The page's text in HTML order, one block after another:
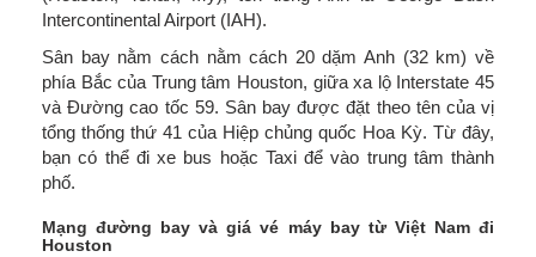
Intercontinental Airport (IAH).
Sân bay nằm cách nằm cách 20 dặm Anh (32 km) về
phía Bắc của Trung tâm Houston, giữa xa lộ Interstate 45
và Đường cao tốc 59. Sân bay được đặt theo tên của vị
tổng thống thứ 41 của Hiệp chủng quốc Hoa Kỳ. Từ đây,
bạn có thể đi xe bus hoặc Taxi để vào trung tâm thành
phố.
Mạng đường bay và giá vé máy bay từ Việt Nam đi
Houston